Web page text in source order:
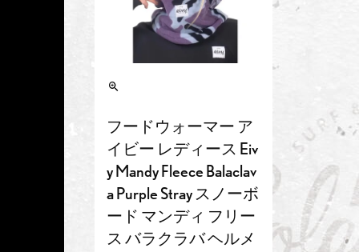
フードウォーマー ア
イビー レディース Eiv
y Mandy Fleece Balaclav
a Purple Stray スノーボ
ード マンディ フリー
ス バラクラバ ヘルメ